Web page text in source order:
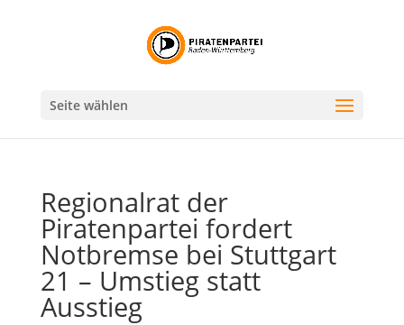
Seite wählen
Regionalrat der
Piratenpartei fordert
Notbremse bei Stuttgart
21 – Umstieg statt
Ausstieg